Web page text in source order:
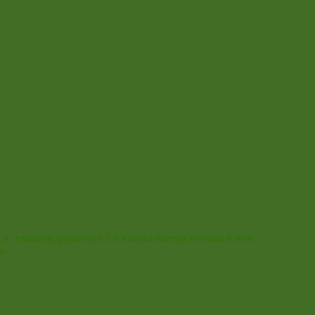
родители 2А класса всегда готовы в них
и…